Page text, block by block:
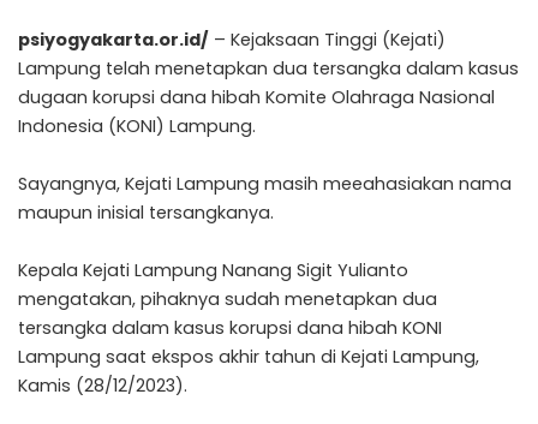
psiyogyakarta.or.id/ – Kejaksaan Tinggi (Kejati)
Lampung telah menetapkan dua tersangka dalam kasus
dugaan korupsi dana hibah Komite Olahraga Nasional
Indonesia (KONI) Lampung.
Sayangnya, Kejati Lampung masih meeahasiakan nama
maupun inisial tersangkanya.
Kepala Kejati Lampung Nanang Sigit Yulianto
mengatakan, pihaknya sudah menetapkan dua
tersangka dalam kasus korupsi dana hibah KONI
Lampung saat ekspos akhir tahun di Kejati Lampung,
Kamis (28/12/2023).